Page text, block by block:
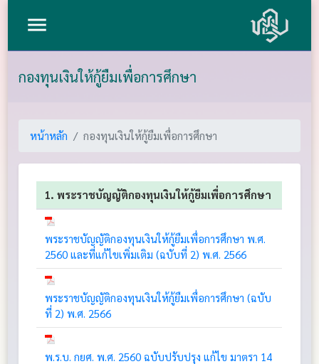
menu
กองทุนเงินให้กู้ยืมเพื่อการศึกษา
หน้าหลัก กองทุนเงินให้กู้ยืมเพื่อการศึกษา
1. พระราชบัญญัติกองทุนเงินให้กู้ยืมเพื่อการศึกษา
พระราชบัญญัติกองทุนเงินให้กู้ยืมเพื่อการศึกษา พ.ศ.
2560 และที่แก้ไขเพิ่มเติม (ฉบับที่ 2) พ.ศ. 2566
พระราชบัญญัติกองทุนเงินให้กู้ยืมเพื่อการศึกษา (ฉบับ
ที่ 2) พ.ศ. 2566
พ.ร.บ. กยศ. พ.ศ. 2560 ฉบับปรับปรุง แก้ไข มาตรา 14